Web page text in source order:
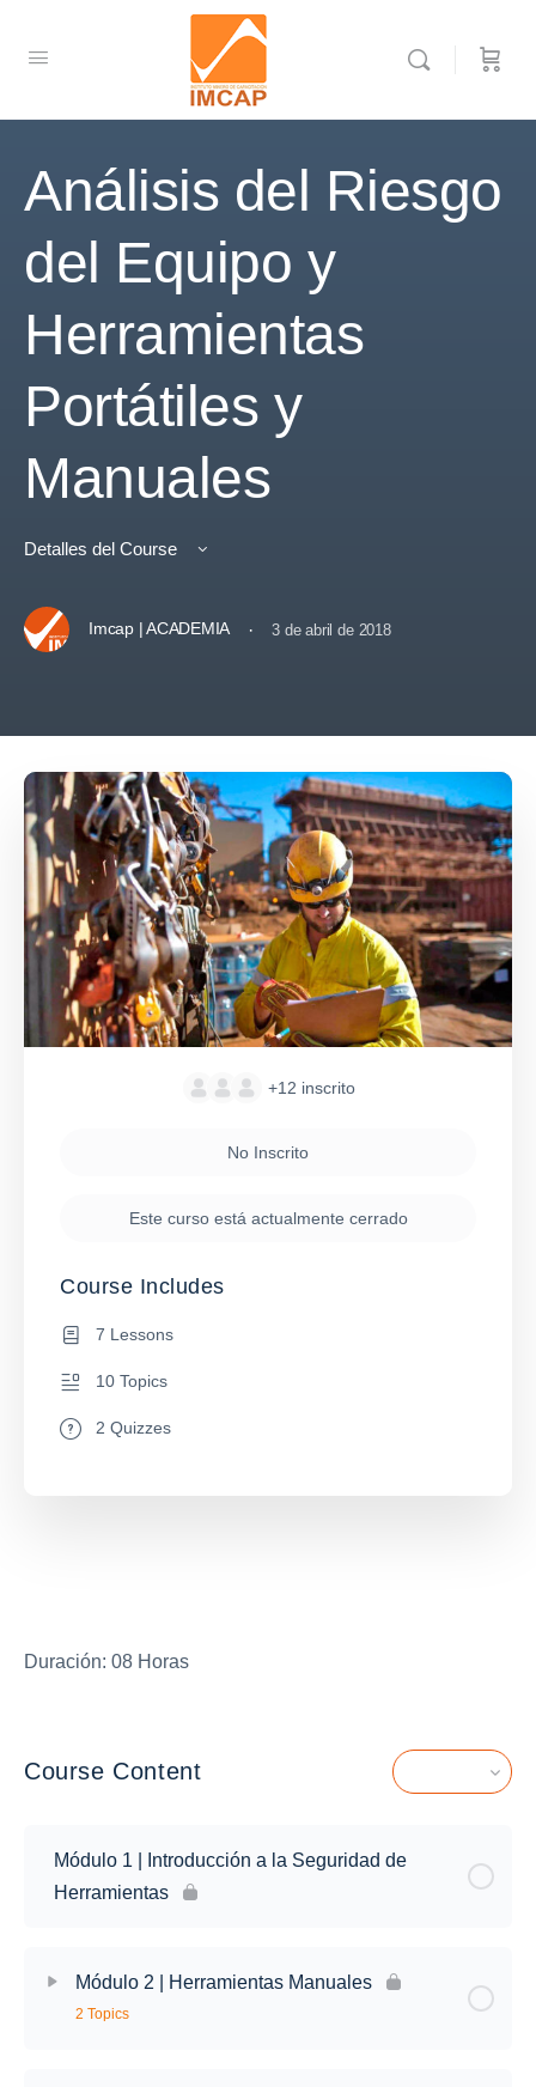
Análisis del Riesgo
del Equipo y
Herramientas
Portátiles y
Manuales
Detalles del Course
Imcap | ACADEMIA · 3 de abril de 2018
Duración: 08 Horas
Course Content Lessons
Módulo 1 | Introducción a la Seguridad de
Herramientas
Módulo 2 | Herramientas Manuales
2 Topics
+12 inscrito
No Inscrito
Este curso está actualmente cerrado
Course Includes
7 Lessons
10 Topics
2 Quizzes